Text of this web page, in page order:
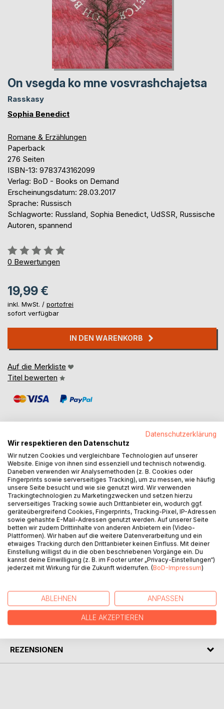
On vsegda ko mne vosvrashchajetsa
Rasskasy
Sophia Benedict
Romane & Erzählungen
Paperback
276 Seiten
ISBN-13: 9783743162099
Verlag: BoD - Books on Demand
Erscheinungsdatum: 28.03.2017
Sprache: Russisch
Schlagworte: Russland, Sophia Benedict, UdSSR, Russische
Autoren, spannend
Bewertung::
0%
0 Bewertungen
19,99 €
inkl. MwSt. / portofrei
sofort verfügbar
IN DEN WARENKORB
Auf die Merkliste
Titel bewerten
BESCHREIBUNG
Sophia Benedict otnositsa k tem bessrashnym avtoram,
dlja kotoryh net nichego vazhnee pravdy. Jejo proisvedenia
vsegda aktualny, kak vsegda aktualny chelovecheskie
chuvstva: lubovj, nenvistj, nezhnostj, bolj, blagorodstvo,
muzhestvo. Rasskasy pistelnizy ispolneny v luchshih
tradizijah zhanra, eto, prakticheski, malenjkije romany, v
kazhdom is nich umeshchajetsa zelaja zhisnj. Obrasy
gerojev vypisany vypuklo i pravdivo, v nih chitatelj s
trepetom usnajot sobstvennyje poryvy i perezhivania.
AUTOR/IN
PRESSESTIMMEN
REZENSIONEN
Datenschutzerklärung
Wir respektieren den Datenschutz
Wir nutzen Cookies und vergleichbare Technologien auf unserer
Website. Einige von ihnen sind essenziell und technisch notwendig.
Daneben verwenden wir Analysemethoden (z. B. Cookies oder
Fingerprints sowie serverseitiges Tracking), um zu messen, wie häufig
unsere Seite besucht und wie sie genutzt wird. Wir verwenden
Trackingtechnologien zu Marketingzwecken und setzen hierzu
serverseitiges Tracking sowie auch Drittanbieter ein, wodurch ggf.
geräteübergreifend Cookies, Fingerprints, Tracking-Pixel, IP-Adressen
sowie gehashte E-Mail-Adressen genutzt werden. Auf unserer Seite
betten wir zudem Drittinhalte von anderen Anbietern ein (Video-
Plattformen). Wir haben auf die weitere Datenverarbeitung und ein
etwaiges Tracking durch den Drittanbieter keinen Einfluss. Mit deiner
Einstellung willigst du in die oben beschriebenen Vorgänge ein. Du
kannst deine Einwilligung (z. B. im Footer unter „Privacy-Einstellungen“)
jederzeit mit Wirkung für die Zukunft widerrufen. (BoD-Impressum)
ABLEHNEN ANPASSEN
ALLE AKZEPTIEREN